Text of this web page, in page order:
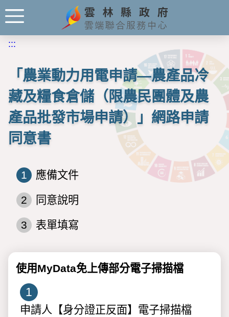
:::
「農業動力用電申請—農產品冷
藏及糧食倉儲（限農民團體及農
產品批發市場申請）」網路申請
同意書
1 應備文件
2 同意說明
3 表單填寫
使用MyData免上傳部分電子掃描檔
1
申請人【身分證正反面】電子掃描檔